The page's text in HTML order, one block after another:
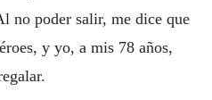
no poder salir, me dice que
y yo, a mis 78 años,